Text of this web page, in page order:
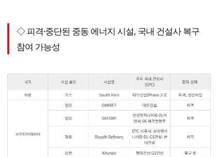
◇ 피격·중단된 중동 에너지 시설, 국내 건설사 복구
참여 가능성